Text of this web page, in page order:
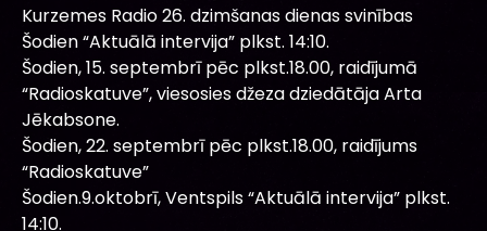
Kurzemes Radio 26. dzimšanas dienas svinības
Šodien “Aktuālā intervija” plkst. 14:10.
Šodien, 15. septembrī pēc plkst.18.00, raidījumā
“Radioskatuve”, viesosies džeza dziedātāja Arta
Jēkabsone.
Šodien, 22. septembrī pēc plkst.18.00, raidījums
“Radioskatuve”
Šodien.9.oktobrī, Ventspils “Aktuālā intervija” plkst.
14:10.